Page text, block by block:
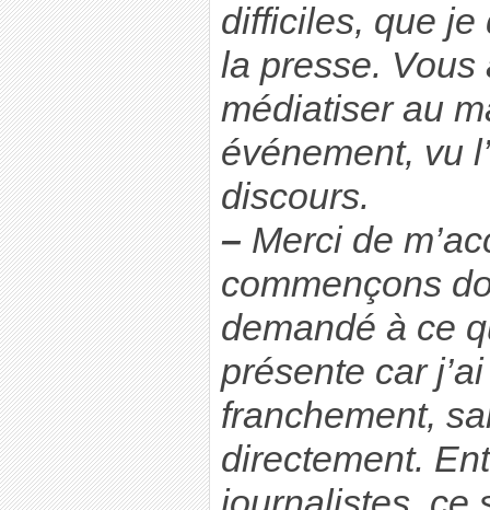
difficiles, que je
la presse. Vous
médiatiser au
événement, vu
discours.
– Merci de
commençons
demandé à ce
présente car
franchement,
directement.